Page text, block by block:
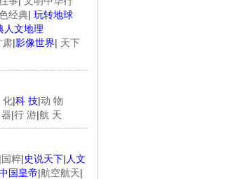
经典| 玩转地球
人文地理
肃|影像世界| 天下
化|科 技|动 物
|行 游|航 天
|国粹|史说天下| 人文
国皇帝|航空航天|